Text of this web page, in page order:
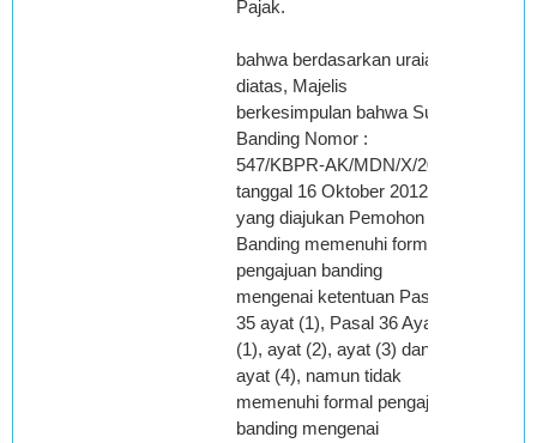
Pajak.
bahwa berdasarkan uraian
diatas, Majelis
berkesimpulan bahwa Surat
Banding Nomor :
547/KBPR-AK/MDN/X/2012
tanggal 16 Oktober 2012
yang diajukan Pemohon
Banding memenuhi formal
pengajuan banding
mengenai ketentuan Pasal
35 ayat (1), Pasal 36 Ayat
(1), ayat (2), ayat (3) dan 36
ayat (4), namun tidak
memenuhi formal pengajuan
banding mengenai